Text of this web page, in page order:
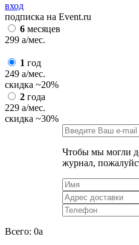
вход
подписка на Event.ru
6 месяцев
299 a/мес.
1 год
249 a/мес.
скидка ~20%
2 года
229 a/мес.
скидка ~30%
Чтобы мы могли
журнал,
Всего: 0a